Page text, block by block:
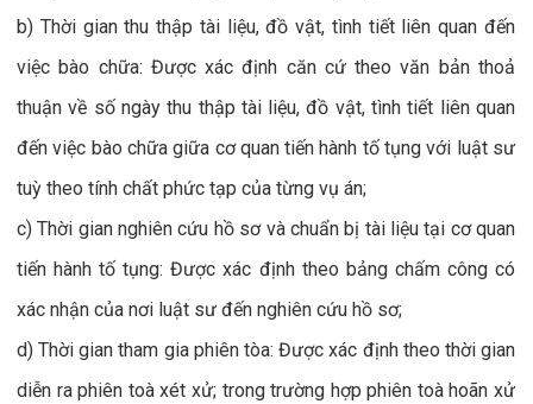
b) Thời gian thu thập tài liệu, đồ vật, tình tiết liên quan đến
việc bào chữa: Được xác định căn cứ theo văn bản thoả
thuận về số ngày thu thập tài liệu, đồ vật, tình tiết liên quan
đến việc bào chữa giữa cơ quan tiến hành tố tụng với luật sư
tuỳ theo tính chất phức tạp của từng vụ án;
c) Thời gian nghiên cứu hồ sơ và chuẩn bị tài liệu tại cơ quan
tiến hành tố tụng: Được xác định theo bảng chấm công có
xác nhận của nơi luật sư đến nghiên cứu hồ sơ;
d) Thời gian tham gia phiên tòa: Được xác định theo thời gian
diễn ra phiên toà xét xử; trong trường hợp phiên toà hoãn xử